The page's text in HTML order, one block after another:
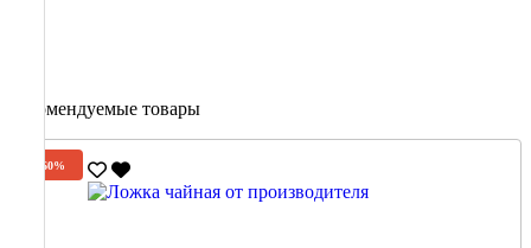
Рекомендуемые товары
-60%